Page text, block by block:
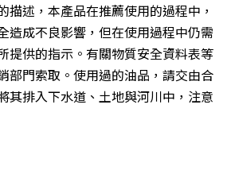
描述，本產品在推薦使用的過程中，
造成不良影響，但在使用過程中仍需
提供的指示。有關物質安全資料表等
部門索取。使用過的油品，請交由合
其排入下水道、土地與河川中，注意